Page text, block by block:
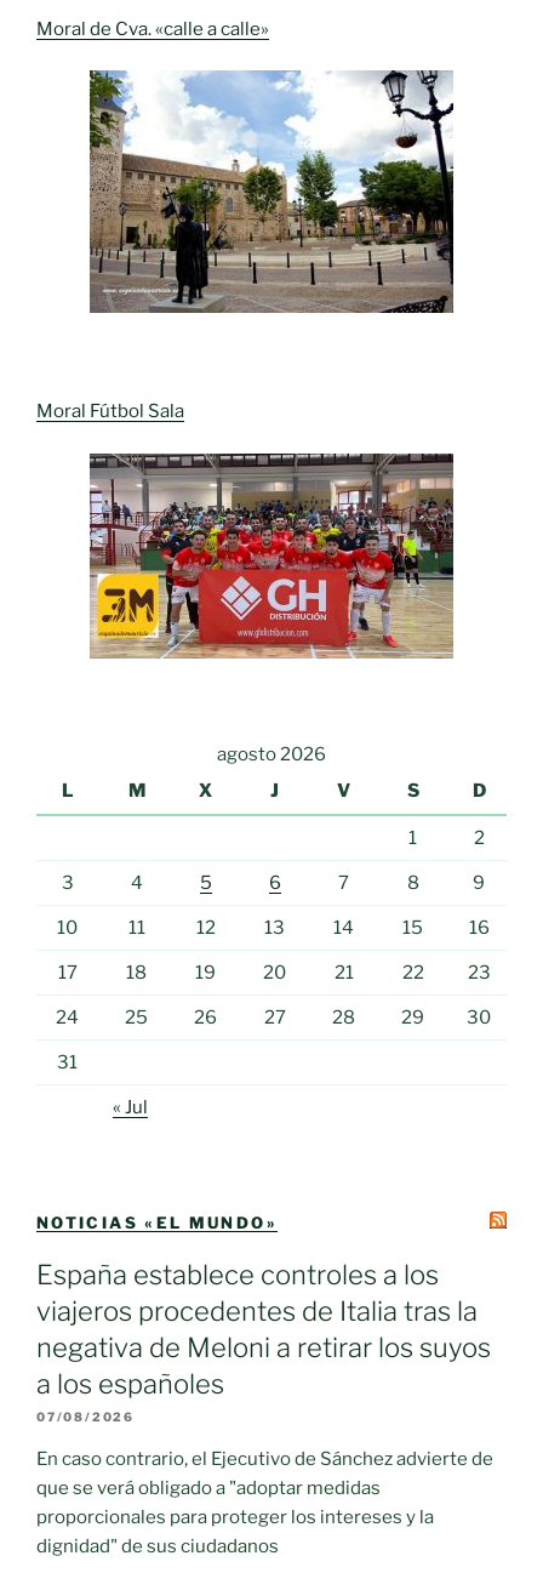
Moral de Cva. «calle a calle»
Moral Fútbol Sala
agosto 2026
L
M X J V S D
1 2
3 4 5 6 7 8 9
10 11 12 13 14 15 16
17 18 19 20 21 22 23
24 25 26 27 28 29 30
31
« Jul
NOTICIAS «EL MUNDO»
España establece controles a los
viajeros procedentes de Italia tras la
negativa de Meloni a retirar los suyos
a los españoles
07/08/2026
En caso contrario, el Ejecutivo de Sánchez advierte de
que se verá obligado a "adoptar medidas
proporcionales para proteger los intereses y la
dignidad" de sus ciudadanos